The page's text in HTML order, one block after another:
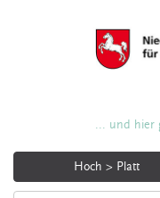
... und hier
Hoch > Platt